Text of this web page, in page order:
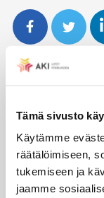
Tämä sivusto
Käytämme
räätälöimiseen,
tukemiseen ja
jaamme
Henkilöjäsenyys
Liittojäsenyys
Jäsenmaksujen
Jäsentietojen